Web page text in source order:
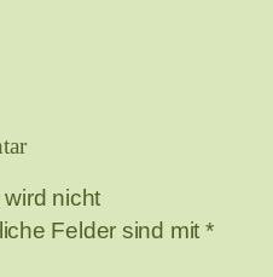
nicht
Felder sind mit *